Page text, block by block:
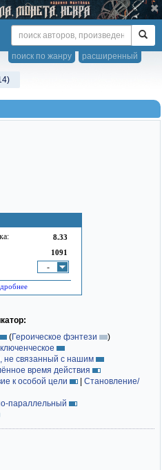
расширенный
поиск по жанру
8.33
1091
-
(Героическое фэнтези
)
не связанный с нашим
время действия
к особой цели | Становление/
параллельный